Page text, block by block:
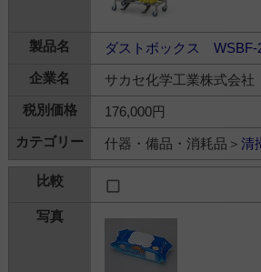
ダストボックス WSBF-
サカセ化学工業株式会社
176,000円
什器・備品・消耗品＞ 清